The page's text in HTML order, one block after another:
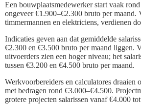
Een bouwplaatsmedewerker start vaak
ongeveer €1.900–€2.300 bruto per maand.
timmermannen en elektriciens, verdienen
Indicaties geven aan dat gemiddelde
€2.300 en €3.500 bruto per maand liggen.
uitvoerders zien een hoger niveau; het
tussen €3.200 en €4.500 bruto per maand.
Werkvoorbereiders en calculatores draaien
met bedragen rond €3.000–€4.500.
grotere projecten salarissen vanaf €4.000